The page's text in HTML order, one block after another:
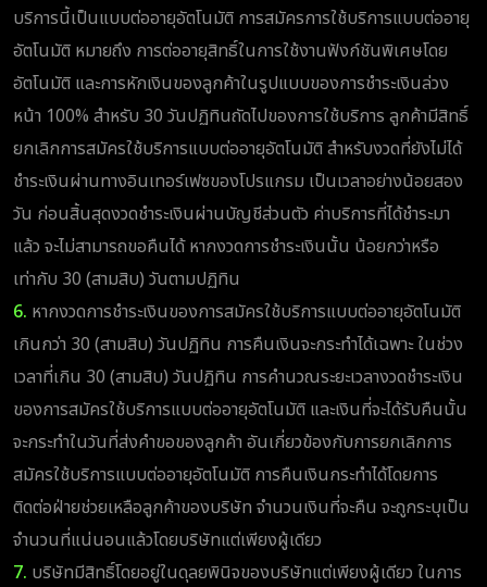
บริการนี้เป็นแบบต่ออายุอัตโนมัติ การสมัครการใช้บริการแบบต่ออายุ
อัตโนมัติ หมายถึง การต่ออายุสิทธิ์ในการใช้งานฟังก์ชันพิเศษโดย
อัตโนมัติ และการหักเงินของลูกค้าในรูปแบบของการชำระเงินล่วง
หน้า 100% สำหรับ 30 วันปฏิทินถัดไปของการใช้บริการ ลูกค้ามีสิทธิ์
ยกเลิกการสมัครใช้บริการแบบต่ออายุอัตโนมัติ สำหรับงวดที่ยังไม่ได้
ชำระเงินผ่านทางอินเทอร์เฟซของโปรแกรม เป็นเวลาอย่างน้อยสอง
วัน ก่อนสิ้นสุดงวดชำระเงินผ่านบัญชีส่วนตัว ค่าบริการที่ได้ชำระมา
แล้ว จะไม่สามารถขอคืนได้ หากงวดการชำระเงินนั้น น้อยกว่าหรือ
เท่ากับ 30 (สามสิบ) วันตามปฏิทิน
6. หากงวดการชำระเงินของการสมัครใช้บริการแบบต่ออายุอัตโนมัติ
เกินกว่า 30 (สามสิบ) วันปฏิทิน การคืนเงินจะกระทำได้เฉพาะ ในช่วง
เวลาที่เกิน 30 (สามสิบ) วันปฏิทิน การคำนวณระยะเวลางวดชำระเงิน
ของการสมัครใช้บริการแบบต่ออายุอัตโนมัติ และเงินที่จะได้รับคืนนั้น
จะกระทำในวันที่ส่งคำขอของลูกค้า อันเกี่ยวข้องกับการยกเลิกการ
สมัครใช้บริการแบบต่ออายุอัตโนมัติ การคืนเงินกระทำได้โดยการ
ติดต่อฝ่ายช่วยเหลือลูกค้าของบริษัท จำนวนเงินที่จะคืน จะถูกระบุเป็น
จำนวนที่แน่นอนแล้วโดยบริษัทแต่เพียงผู้เดียว
7. บริษัทมีสิทธิ์โดยอยู่ในดุลยพินิจของบริษัทแต่เพียงผู้เดียว ในการ